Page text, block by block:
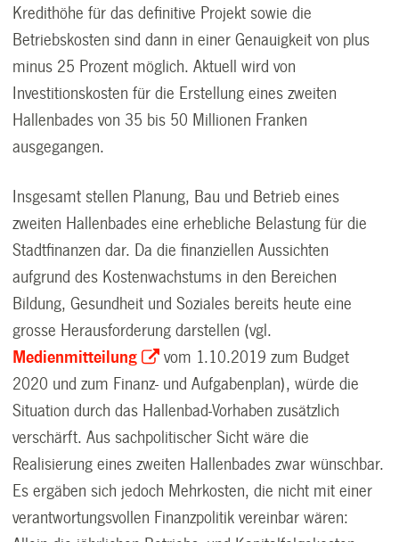
Kredithöhe für das definitive Projekt sowie die
Betriebskosten sind dann in einer Genauigkeit von plus
minus 25 Prozent möglich. Aktuell wird von
Investitionskosten für die Erstellung eines zweiten
Hallenbades von 35 bis 50 Millionen Franken
ausgegangen.
Insgesamt stellen Planung, Bau und Betrieb eines
zweiten Hallenbades eine erhebliche Belastung für die
Stadtfinanzen dar. Da die finanziellen Aussichten
aufgrund des Kostenwachstums in den Bereichen
Bildung, Gesundheit und Soziales bereits heute eine
grosse Herausforderung darstellen (vgl.
Medienmitteilung
vom 1.10.2019 zum Budget
2020 und zum Finanz- und Aufgabenplan), würde die
Situation durch das Hallenbad-Vorhaben zusätzlich
verschärft. Aus sachpolitischer Sicht wäre die
Realisierung eines zweiten Hallenbades zwar wünschbar.
Es ergäben sich jedoch Mehrkosten, die nicht mit einer
verantwortungsvollen Finanzpolitik vereinbar wären: